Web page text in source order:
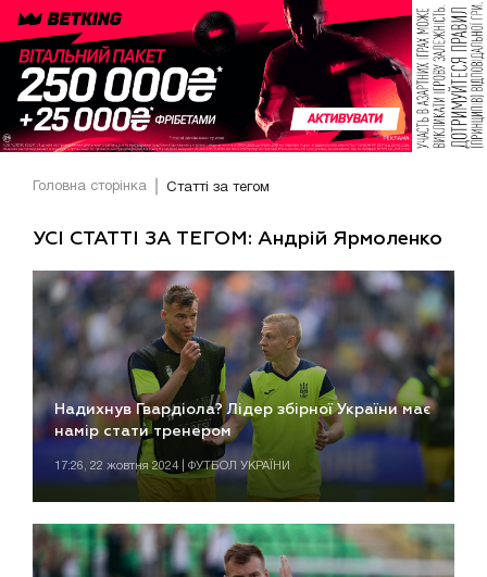
Головна сторінка Статті за тегом
УСІ СТАТТІ ЗА ТЕГОМ: Андрій Ярмоленко
Надихнув Гвардіола? Лідер збірної України має
намір стати тренером
17:26, 22 жовтня 2024 | ФУТБОЛ УКРАЇНИ